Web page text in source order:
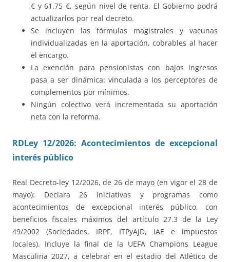
€ y 61,75 €, según nivel de renta. El Gobierno podrá
actualizarlos por real decreto.
Se incluyen las fórmulas magistrales y vacunas
individualizadas en la aportación, cobrables al hacer
el encargo.
La exención para pensionistas con bajos ingresos
pasa a ser dinámica: vinculada a los perceptores de
complementos por mínimos.
Ningún colectivo verá incrementada su aportación
neta con la reforma.
RDLey 12/2026: Acontecimientos de excepcional
interés público
Real Decreto-ley 12/2026, de 26 de mayo (en vigor el 28 de
mayo): Declara 26 iniciativas y programas como
acontecimientos de excepcional interés público, con
beneficios fiscales máximos del artículo 27.3 de la Ley
49/2002 (Sociedades, IRPF, ITPyAJD, IAE e impuestos
locales). Incluye la final de la UEFA Champions League
Masculina 2027, a celebrar en el estadio del Atlético de